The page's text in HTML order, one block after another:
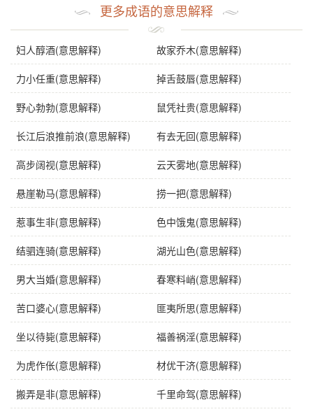
更多成语的意思解释
妇人醇酒(意思解释) 故家乔木(意思解释)
力小任重(意思解释) 掉舌鼓唇(意思解释)
野心勃勃(意思解释) 鼠凭社贵(意思解释)
长江后浪推前浪(意思解释) 有去无回(意思解释)
高步阔视(意思解释) 云天雾地(意思解释)
悬崖勒马(意思解释) 捞一把(意思解释)
惹事生非(意思解释) 色中饿鬼(意思解释)
结驷连骑(意思解释) 湖光山色(意思解释)
男大当婚(意思解释) 春寒料峭(意思解释)
苦口婆心(意思解释) 匪夷所思(意思解释)
坐以待毙(意思解释) 福善祸淫(意思解释)
为虎作伥(意思解释) 材优干济(意思解释)
搬弄是非(意思解释) 千里命驾(意思解释)